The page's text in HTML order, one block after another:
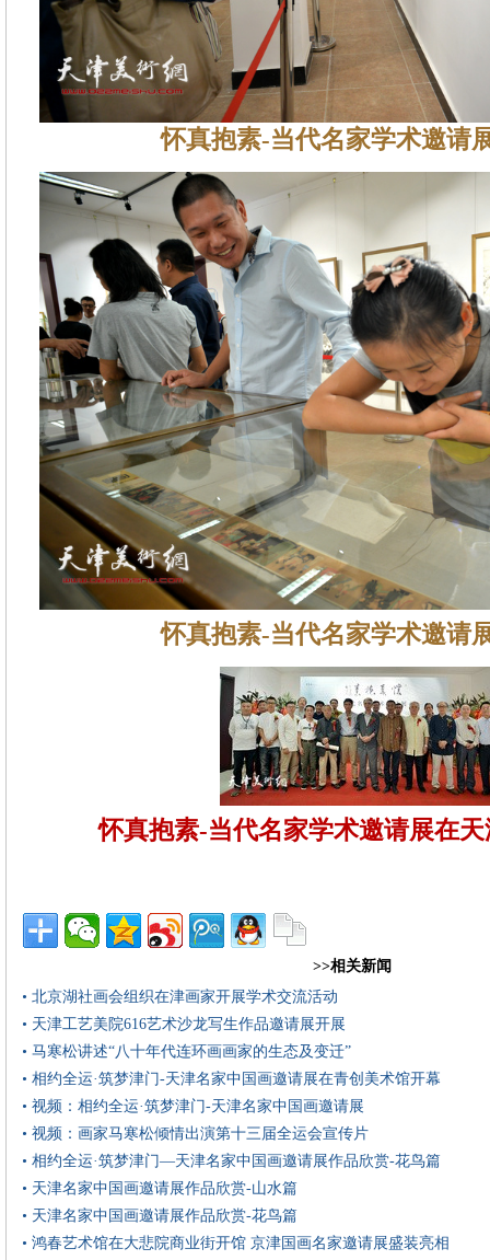
怀真抱素-当代名家学术邀请
怀真抱素-当代名家学术邀请
怀真抱素-当代名家学术邀请展在
>>相关新闻
• 北京湖社画会组织在津画家开展学术交流活动
• 天津工艺美院616艺术沙龙写生作品邀请展开展
• 马寒松讲述“八十年代连环画画家的生态及变迁”
• 相约全运·筑梦津门-天津名家中国画邀请展在青创美术馆开幕
• 视频：相约全运·筑梦津门-天津名家中国画邀请展
• 视频：画家马寒松倾情出演第十三届全运会宣传片
• 相约全运·筑梦津门—天津名家中国画邀请展作品欣赏-花鸟篇
• 天津名家中国画邀请展作品欣赏-山水篇
• 天津名家中国画邀请展作品欣赏-花鸟篇
• 鸿春艺术馆在大悲院商业街开馆 京津国画名家邀请展盛装亮相